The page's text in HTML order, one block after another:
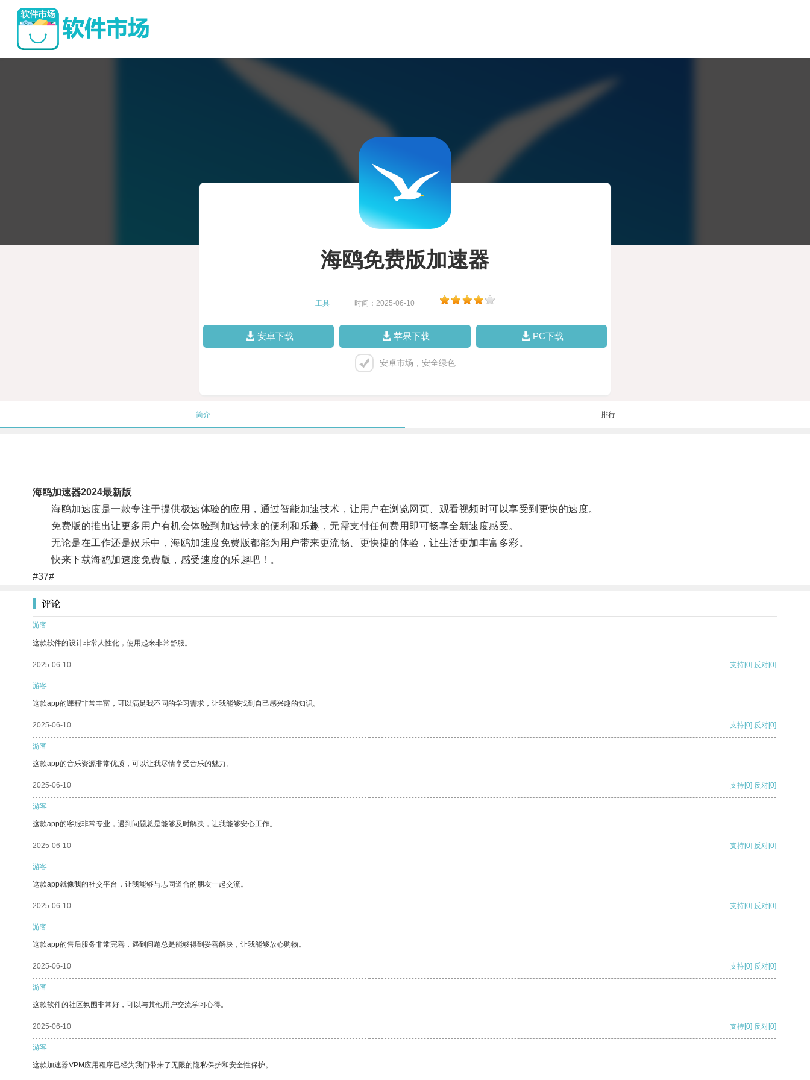
海鸥免费版加速器
工具 时间：2025-06-10
安卓下载 苹果下载 PC下载
安卓市场，安全绿色
简介 排行
海鸥加速器2024最新版
海鸥加速度是一款专注于提供极速体验的应用，通过智能加速技术，让用户在浏览网页、观看视频时可以享受到更快的速度。
免费版的推出让更多用户有机会体验到加速带来的便利和乐趣，无需支付任何费用即可畅享全新速度感受。
无论是在工作还是娱乐中，海鸥加速度免费版都能为用户带来更流畅、更快捷的体验，让生活更加丰富多彩。
快来下载海鸥加速度免费版，感受速度的乐趣吧！。
#37#
评论
游客
这款软件的设计非常人性化，使用起来非常舒服。
2025-06-10 支持[0] 反对[0]
游客
这款app的课程非常丰富，可以满足我不同的学习需求，让我能够找到自己感兴趣的知识。
2025-06-10 支持[0] 反对[0]
游客
这款app的音乐资源非常优质，可以让我尽情享受音乐的魅力。
2025-06-10 支持[0] 反对[0]
游客
这款app的客服非常专业，遇到问题总是能够及时解决，让我能够安心工作。
2025-06-10 支持[0] 反对[0]
游客
这款app就像我的社交平台，让我能够与志同道合的朋友一起交流。
2025-06-10 支持[0] 反对[0]
游客
这款app的售后服务非常完善，遇到问题总是能够得到妥善解决，让我能够放心购物。
2025-06-10 支持[0] 反对[0]
游客
这款软件的社区氛围非常好，可以与其他用户交流学习心得。
2025-06-10 支持[0] 反对[0]
游客
这款加速器VPM应用程序已经为我们带来了无限的隐私保护和安全性保护。